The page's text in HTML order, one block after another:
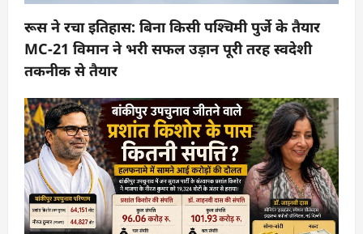
रूस ने रचा इतिहास: बिना किसी पश्चिमी पुर्जे के तैयार
MC-21 विमान ने भरी सफल उड़ान पूरी तरह स्वदेशी
तकनीक से तैयार